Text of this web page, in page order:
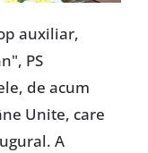
auxiliar,
PS
de acum
Unite, care
A